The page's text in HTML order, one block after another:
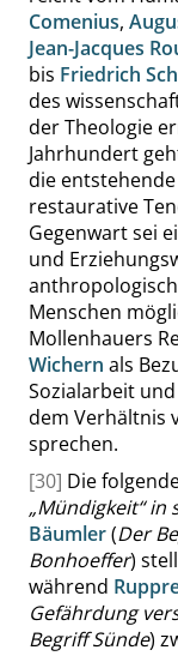
Comenius,
Jean-Jacques
bis Friedrich
des
der Theologie
Jahrhundert
die
restaurative
Gegenwart sei
und
Menschen
Mollenhauers
Wichern als
Sozialarbeit
dem Verhältnis
sprechen.
[30] Die
„Mündigkeit“in
Bäumler(Der
Bonhoeffer)
während
Gefährdung
Begriff Sünde)